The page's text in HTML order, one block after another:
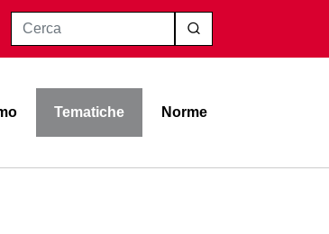
Cerca
Tematiche Norme